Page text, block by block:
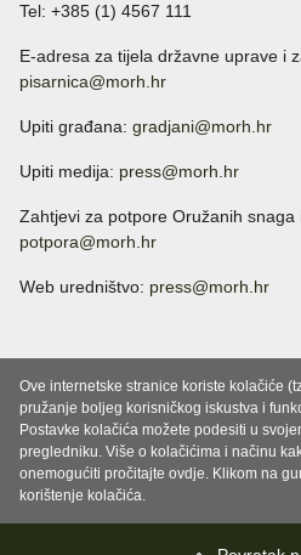
Tel: +385 (1) 4567 111
E-adresa za tijela državne uprave i
pisarnica@morh.hr
Upiti građana: gradjani@morh.hr
Upiti medija: press@morh.hr
Zahtjevi za potpore Oružanih snaga
potpora@morh.hr
Web uredništvo: press@morh.hr
Ove internetske stranice koriste kolačiće
pružanje boljeg korisničkog iskustva i
Postavke kolačića možete podesiti u
pregledniku. Više o kolačićima i načinu
onemogućiti pročitajte ovdje. Klikom na
korištenje kolačića.